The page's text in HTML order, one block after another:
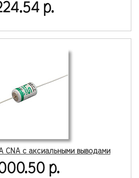
р.
CNA с аксиальными выводами
р.